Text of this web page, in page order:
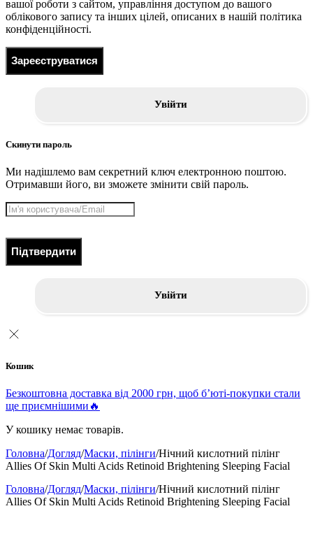
вашої роботи з сайтом, управління доступом до вашого
облікового запису та інших цілей, описаних в нашій політика
конфіденційності.
Зареєструватися
Увійти
Скинути пароль
Ми надішлемо вам секретний ключ електронною поштою.
Отримавши його, ви зможете змінити свій пароль.
Підтвердити
Увійти
Кошик
Безкоштовна доставка від 2000 грн, щоб б’юті-покупки стали
ще приємнішими🔥
У кошику немає товарів.
Головна/Догляд/Маски, пілінги/Нічний кислотний пілінг
Allies Of Skin Multi Acids Retinoid Brightening Sleeping Facial
Головна/Догляд/Маски, пілінги/Нічний кислотний пілінг
Allies Of Skin Multi Acids Retinoid Brightening Sleeping Facial